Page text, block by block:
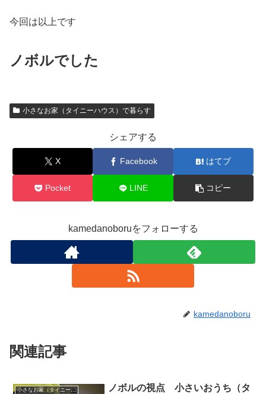
今回は以上です
ノボルでした
小さなお家（タイニーハウス）で暮らす
シェアする
X Facebook はてブ
Pocket LINE コピー
kamedanoboruをフォローする
kamedanoboru
関連記事
小さなお家（タイニーハウス）で暮らす
ノボルの視点 小さいおうち（タ